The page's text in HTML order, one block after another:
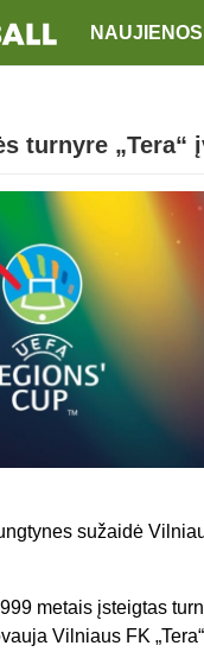
NAUJIENOS
turnyre „Tera“
sužaidė
metais įsteigtas
Vilniaus FK